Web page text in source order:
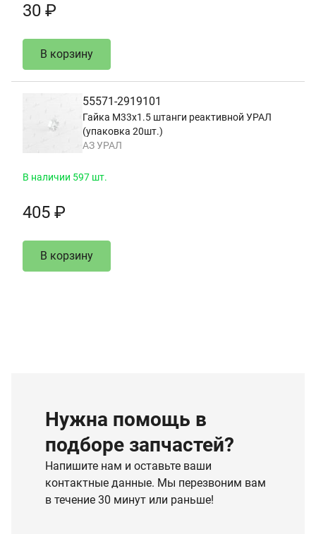
30 ₽
В корзину
55571-2919101
Гайка М33х1.5 штанги реактивной УРАЛ
(упаковка 20шт.)
АЗ УРАЛ
В наличии 597 шт.
405 ₽
В корзину
Нужна помощь в
подборе запчастей?
Напишите нам и оставьте ваши
контактные данные. Мы перезвоним вам
в течение 30 минут или раньше!